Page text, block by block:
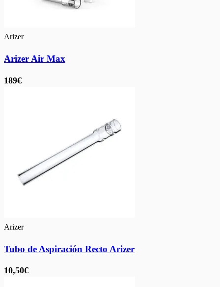
Arizer
Arizer Air Max
189€
Arizer
Tubo de Aspiración Recto Arizer
10,50€